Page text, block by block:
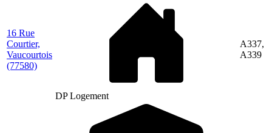
16 Rue
Courtier,
Vaucourtois
(77580)
DP Logement
A337,
A339